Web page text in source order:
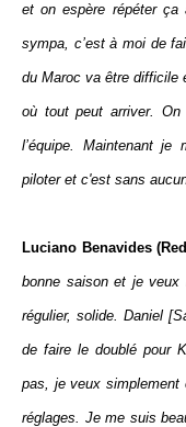
et on espère répéter ça
sympa, c’est à moi de
du Maroc va être difficile
où tout peut arriver. On
l’équipe. Maintenant
piloter et c'est sans
Luciano Benavides
bonne saison et je
régulier, solide. Daniel
de faire le doublé pour
pas, je veux simplement
réglages. Je me suis